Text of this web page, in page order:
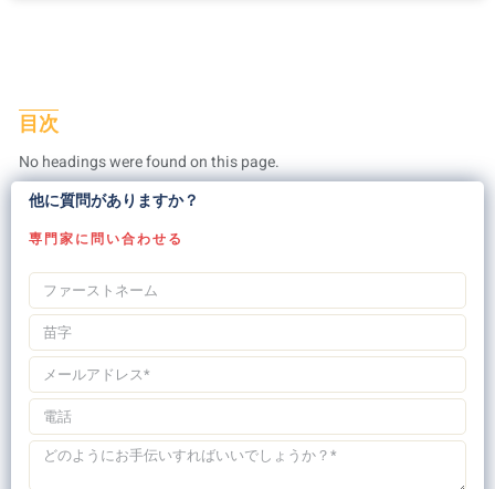
目次
No headings were found on this page.
他に質問がありますか？
専門家に問い合わせる